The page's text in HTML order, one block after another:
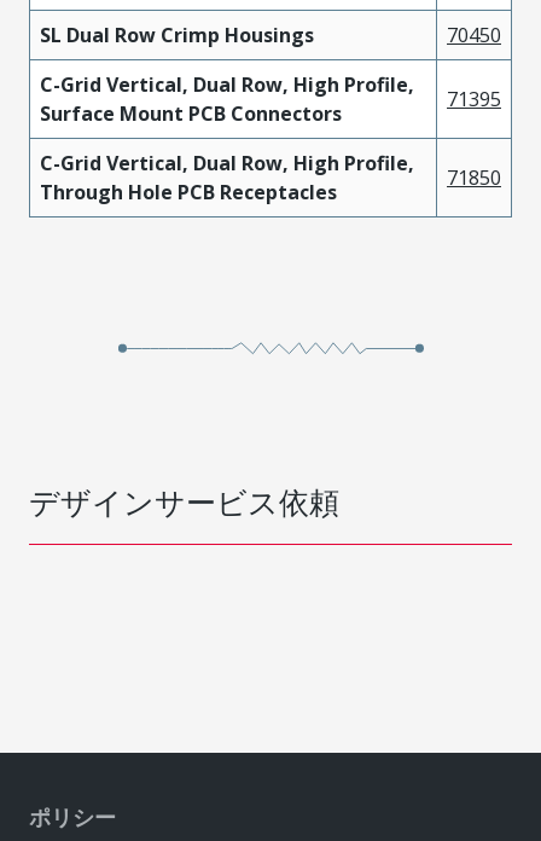
SL Dual Row Crimp Housings
70450
C-Grid Vertical, Dual Row, High Profile,
Surface Mount PCB Connectors
71395
C-Grid Vertical, Dual Row, High Profile,
Through Hole PCB Receptacles
71850
デザインサービス依頼
ポリシー